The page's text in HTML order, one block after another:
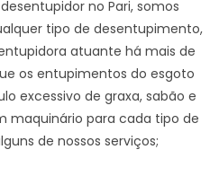
no Pari, somos
tipo de desentupimento,
atuante há mais de
os entupimentos do esgoto
excessivo de graxa, sabão e
maquinário para cada tipo de
de nossos serviços;